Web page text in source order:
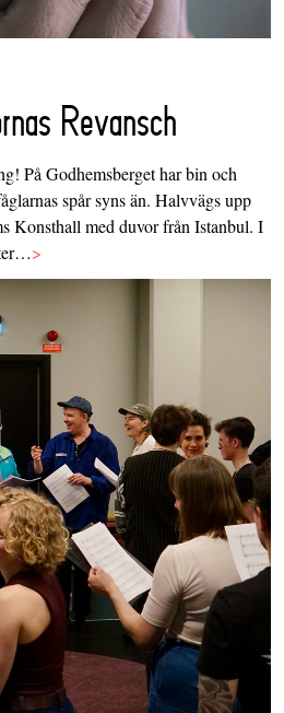
Revansch
På Godhemsberget har bin och
spår syns än. Halvvägs upp
Konsthall med duvor från Istanbul. I
>